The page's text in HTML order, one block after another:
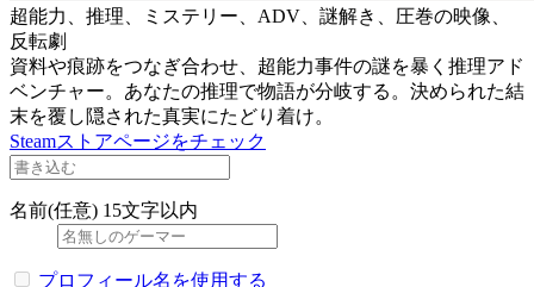
超能力、推理、ミステリー、ADV、謎解き、圧巻の映像、
反転劇
資料や痕跡をつなぎ合わせ、超能力事件の謎を暴く推理アド
ベンチャー。あなたの推理で物語が分岐する。決められた結
末を覆し隠された真実にたどり着け。
Steamストアページをチェック
名前(任意) 15文字以内
プロフィール名を使用する